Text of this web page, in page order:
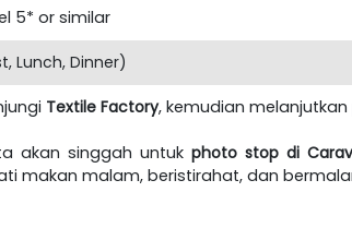
5* or similar
Lunch, Dinner)
Textile Factory, kemudian
akan singgah untuk photo stop di
makan malam, beristirahat, dan